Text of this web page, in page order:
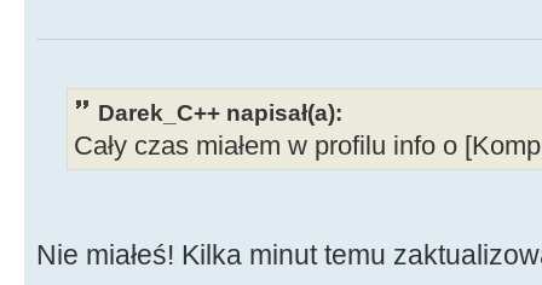
--------------------
HRSRC rsrc =
if(!rsrc)
operacji. Taki zasób nie
Darek_C++ napisał(a):
Cały czas miałem w profilu info o
Nie miałeś! Kilka minut temu